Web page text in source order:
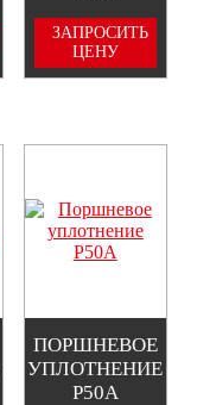
ЗАПРОСИТЬ
ЦЕНУ
ПОРШНЕВОЕ
УПЛОТНЕНИЕ
P50A